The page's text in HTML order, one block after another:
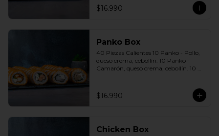
Incluye: 3 Salsas a elección soya o
agridulce Bless + 2 palitos
$16.990
Panko Box
40 Piezas Calientes 10 Panko - Pollo,
queso crema, cebollín. 10 Panko -
Camarón, queso crema, cebollín. 10
queso crema, cebollín. Incluye: 4 Salsas
a elección soya o agridulce Bless + 2
$16.990
Chicken Box